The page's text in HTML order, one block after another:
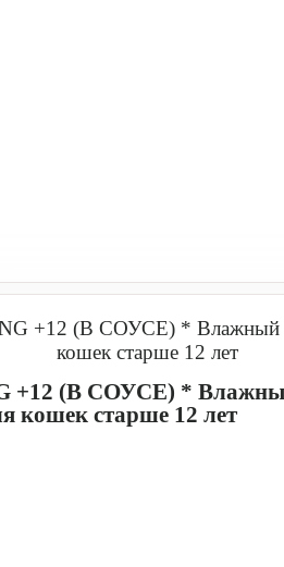
+12 (В СОУСЕ) *
кошек старше 12 лет